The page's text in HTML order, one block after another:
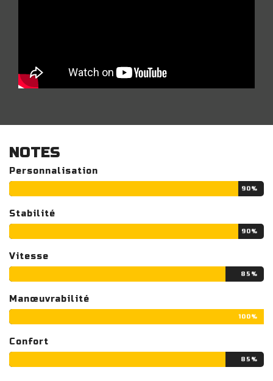
NOTES
Personnalisation
90%
Stabilité
90%
Vitesse
85%
Manœuvrabilité
100%
Confort
85%